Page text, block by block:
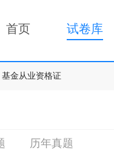
首页 试卷库
基金从业资格证
历年真题